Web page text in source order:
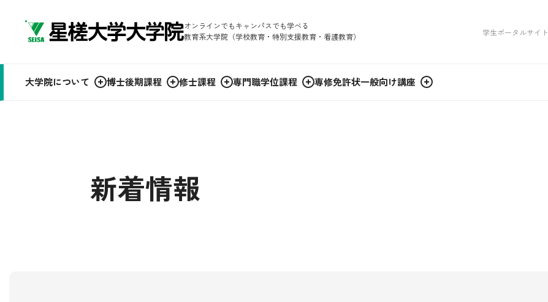
オンラインでもキャンパスでも学べる
教育系大学院（学校教育・特別支援教育・看護教育）
学生ポータルサイト
大学院について 博士後期課程 修士課程 専門職学位課程 専修免許状一般向け講座
新着情報